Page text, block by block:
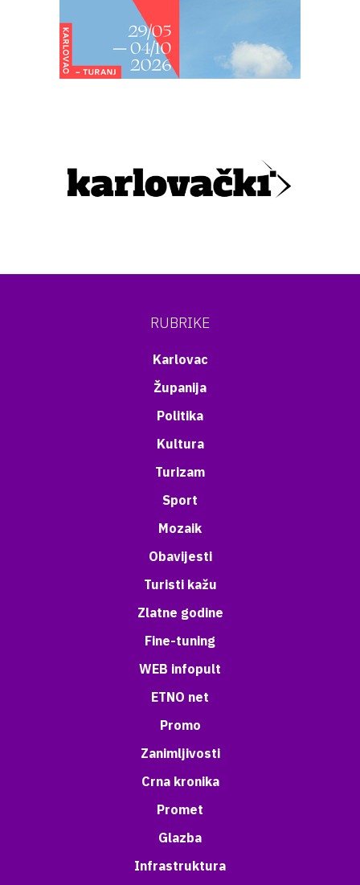
RUBRIKE
Karlovac
Županija
Politika
Kultura
Turizam
Sport
Mozaik
Obavijesti
Turisti kažu
Zlatne godine
Fine-tuning
WEB infopult
ETNO net
Promo
Zanimljivosti
Crna kronika
Promet
Glazba
Infrastruktura